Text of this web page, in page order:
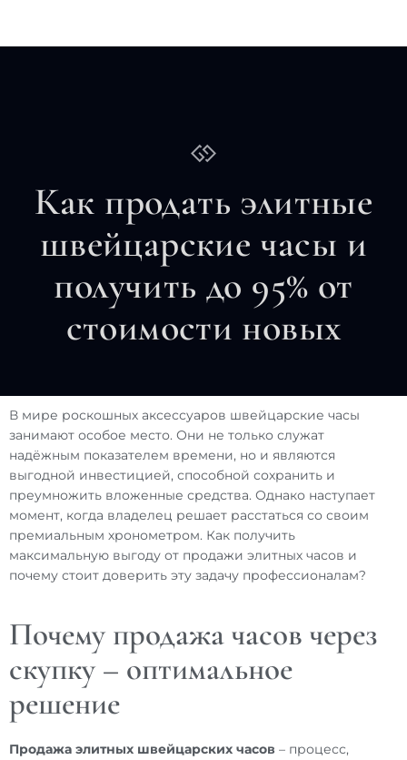
Как продать элитные
швейцарские часы и
получить до 95% от
стоимости новых
В мире роскошных аксессуаров швейцарские часы
занимают особое место. Они не только служат
надёжным показателем времени, но и являются
выгодной инвестицией, способной сохранить и
преумножить вложенные средства. Однако наступает
момент, когда владелец решает расстаться со своим
премиальным хронометром. Как получить
максимальную выгоду от продажи элитных часов и
почему стоит доверить эту задачу профессионалам?
Почему продажа часов через
скупку – оптимальное
решение
Продажа элитных швейцарских часов – процесс,